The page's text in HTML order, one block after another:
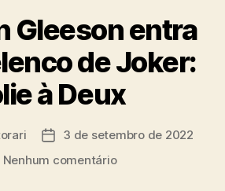
Gleeson entra
de Joker:
à Deux
Data3 de setembro de 2022
Nenhum comentárioem